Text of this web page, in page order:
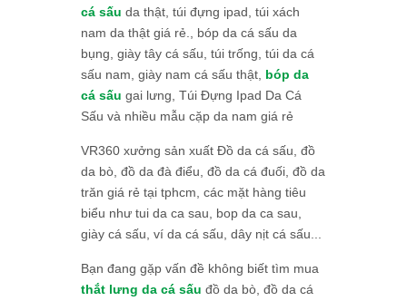
cá sấu da thật, túi đựng ipad, túi xách
nam da thật giá rẻ., bóp da cá sấu da
bụng, giày tây cá sấu, túi trống, túi da cá
sấu nam, giày nam cá sấu thật, bóp da
cá sấu gai lưng, Túi Đựng Ipad Da Cá
Sấu và nhiều mẫu cặp da nam giá rẻ
VR360 xưởng sản xuất Đồ da cá sấu, đồ
da bò, đồ da đà điểu, đồ da cá đuối, đồ da
trăn giá rẻ tại tphcm, các mặt hàng tiêu
biểu như tui da ca sau, bop da ca sau,
giày cá sấu, ví da cá sấu, dây nịt cá sấu...
Bạn đang gặp vấn đề không biết tìm mua
thắt lưng da cá sấu đồ da bò, đồ da cá